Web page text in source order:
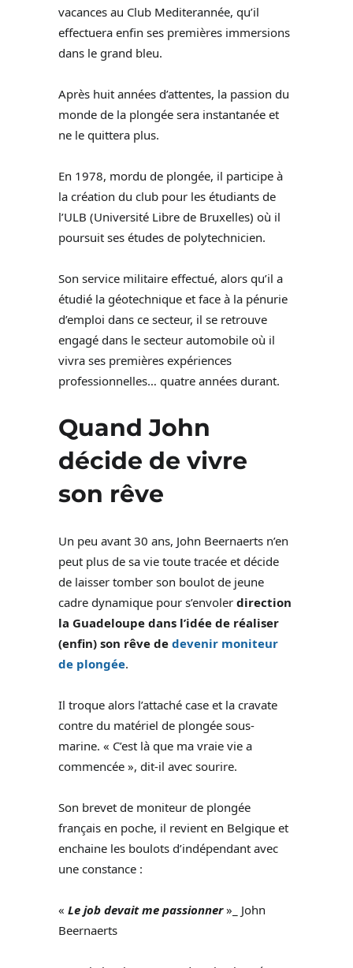
vacances au Club Mediterannée, qu’il
effectuera enfin ses premières immersions
dans le grand bleu.
Après huit années d’attentes, la passion du
monde de la plongée sera instantanée et
ne le quittera plus.
En 1978, mordu de plongée, il participe à
la création du club pour les étudiants de
l’ULB (Université Libre de Bruxelles) où il
poursuit ses études de polytechnicien.
Son service militaire effectué, alors qu’il a
étudié la géotechnique et face à la pénurie
d’emploi dans ce secteur, il se retrouve
engagé dans le secteur automobile où il
vivra ses premières expériences
professionnelles… quatre années durant.
Quand John
décide de vivre
son rêve
Un peu avant 30 ans, John Beernaerts n’en
peut plus de sa vie toute tracée et décide
de laisser tomber son boulot de jeune
cadre dynamique pour s’envoler direction
la Guadeloupe dans l’idée de réaliser
(enfin) son rêve de devenir moniteur
de plongée.
Il troque alors l’attaché case et la cravate
contre du matériel de plongée sous-
marine. « C’est là que ma vraie vie a
commencée », dit-il avec sourire.
Son brevet de moniteur de plongée
français en poche, il revient en Belgique et
enchaine les boulots d’indépendant avec
une constance :
« Le job devait me passionner»_ John
Beernaerts